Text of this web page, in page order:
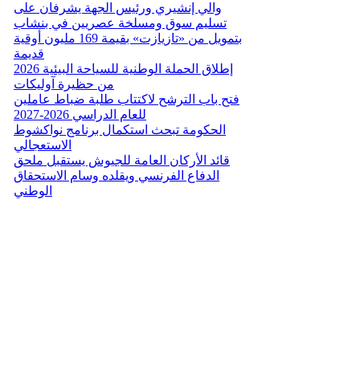
والي إنشيري ورئيس الجهة يشرفان على
تسليم سوق ومسلخة عصريين في بنشاب
بتمويل من «تازيازت» بقيمة 169 مليون أوقية
قديمة
إطلاق الحملة الوطنية للسياحة البيئية 2026
من حظيرة آوليكات
فتح باب الترشح لاكتتاب طلبة ضباط عاملين
للعام الدراسي 2026-2027
الحكومة تبحث استكمال برنامج نواكشوط
الاستعجالي
قائد الأركان العامة للجيوش يستقبل ملحق
الدفاع الفرنسي ويقلده وسام الاستحقاق
الوطني